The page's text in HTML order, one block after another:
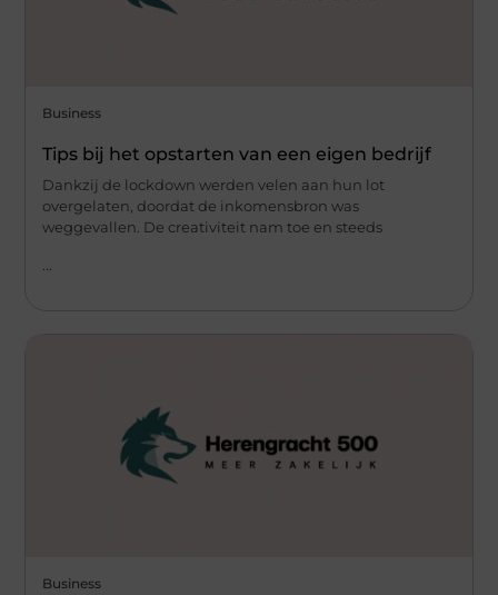
Business
Tips bij het opstarten van een eigen bedrijf
Dankzij de lockdown werden velen aan hun lot
overgelaten, doordat de inkomensbron was
weggevallen. De creativiteit nam toe en steeds
Business